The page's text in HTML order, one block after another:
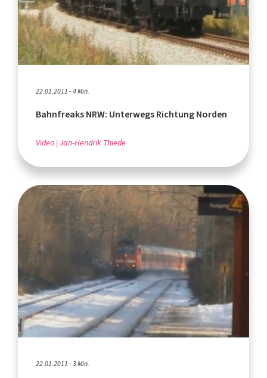
22.01.2011 - 4 Min.
Bahnfreaks NRW: Unterwegs Richtung Norden
Video Jan-Hendrik Thiede
22.01.2011 - 3 Min.